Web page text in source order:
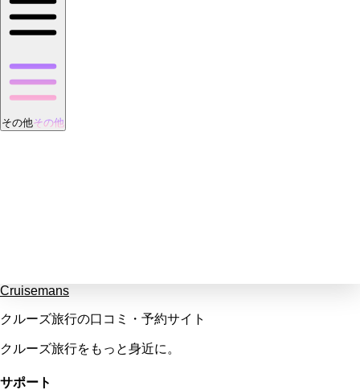
その他その他
Cruisemans
クルーズ旅行の口コミ・予約サイト
クルーズ旅行をもっと身近に。
サポート